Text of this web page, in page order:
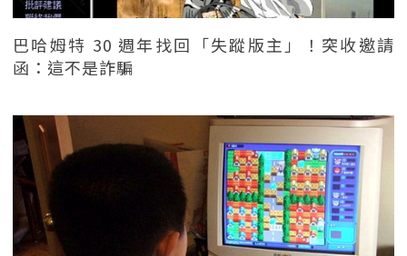
巴哈姆特 30 週年找回「失蹤版主」！突收邀請
函：這不是詐騙